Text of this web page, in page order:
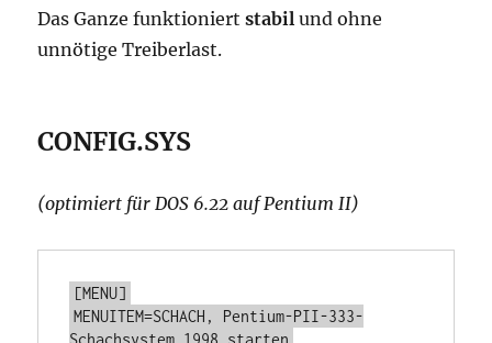
Das Ganze funktioniertstabil und ohne
unnötige Treiberlast.
CONFIG.SYS
(optimiert für DOS 6.22 auf Pentium II)
[MENU]
MENUITEM=SCHACH, Pentium-PII-333-
Schachsystem 1998 starten